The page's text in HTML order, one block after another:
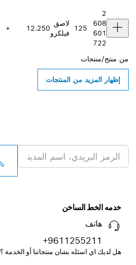
2
608
601
722
125
لاصق
فيلكرو‬
12.250
+
من منتج/منتجات
إظهار المزيد من المنتجات
خدمه الخط الساخن
هاتف
+9611255211
هل لديك اي اسئله بشان منتجاتنا أو الخدمة ؟